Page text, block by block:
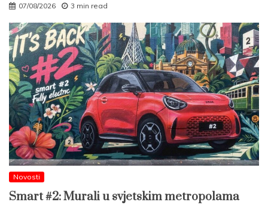
07/08/2026 3 min read
Novosti
Smart #2: Murali u svjetskim metropolama